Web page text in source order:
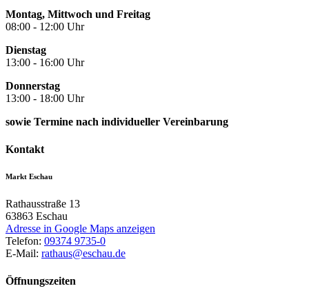
Montag, Mittwoch und Freitag
08:00 - 12:00 Uhr
Dienstag
13:00 - 16:00 Uhr
Donnerstag
13:00 - 18:00 Uhr
sowie Termine nach individueller Vereinbarung
Kontakt
Markt Eschau
Rathausstraße 13
63863 Eschau
Adresse in Google Maps anzeigen
Telefon: 09374 9735-0
E-Mail: rathaus@eschau.de
Öffnungszeiten